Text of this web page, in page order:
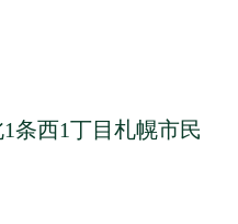
条西1丁目札幌市民